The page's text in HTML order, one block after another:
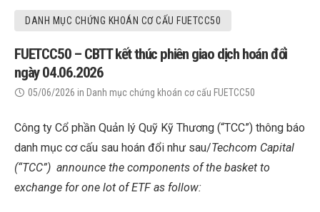
DANH MỤC CHỨNG KHOÁN CƠ CẤU FUETCC50
FUETCC50 – CBTT kết thúc phiên giao dịch hoán đổi
ngày 04.06.2026
05/06/2026 in Danh mục chứng khoán cơ cấu FUETCC50
Công ty Cổ phần Quản lý Quỹ Kỹ Thương (“TCC”) thông báo
danh mục cơ cấu sau hoán đổi như sau/Techcom Capital
(“TCC”) announce the components of the basket to
exchange for one lot of ETF as follow: